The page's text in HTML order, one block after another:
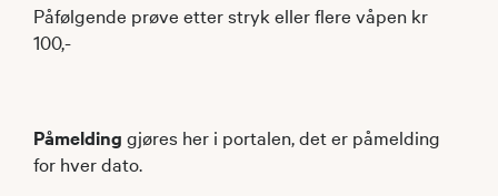
Påfølgende prøve etter stryk eller flere våpen kr
100,-
Påmelding gjøres her i portalen, det er påmelding
for hver dato.